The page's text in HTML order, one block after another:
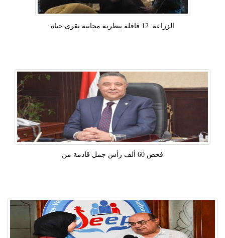
الزراعة: 12 قافلة بيطرية مجانية بقرى حياة
فحص 60 ألف رأس جمل قادمة من